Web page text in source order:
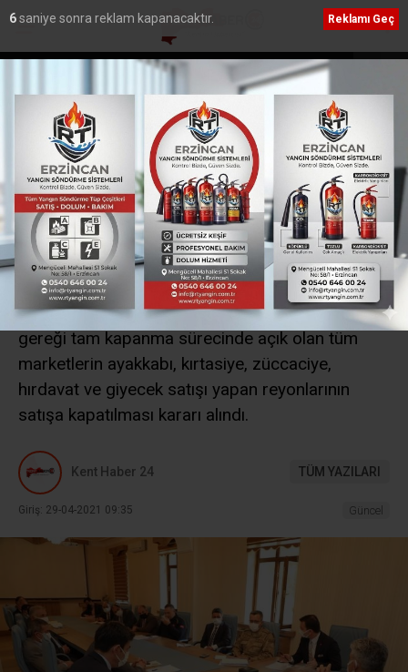
Erzincan’a Özel Eğitimde Dev Yatırım: Sümer
Eğitim Meslek Okulu İçin İmzalar Atıldı”
Ana Sayfa›Güncel
Erzincan’da tam
kapanmada marketlerin
bazı reyonları
açılmayacak
Erzincan’da İl Umumi Hıfzıssıhha Kurulu kararları
gereği tam kapanma sürecinde açık olan tüm
marketlerin ayakkabı, kırtasiye, züccaciye,
hırdavat ve giyecek satışı yapan reyonlarının
satışa kapatılması kararı alındı.
Kent Haber 24 TÜM YAZILARI
Giriş: 29-04-2021 09:35 Güncel
5saniye sonra reklam kapanacaktır. Reklamı Geç